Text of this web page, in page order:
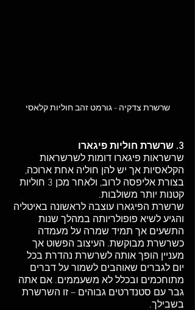
שרשרת צדקיה - גורמט זהב חוליות קלאסי
3. שרשרת חוליות פיגארו
שרשראות פיגארו דומות לשרשראות
הקלאסיות אך יש להן חוליה אחת ארוכה,
בצורת אליפסה לרוב, ולאחר מכן 3 חוליות
קטנות יותר משולבות.
שרשרת הפיגארו עוצבה לראשונה באיטליה
והגיע לשיא פופולריותה במהלך שנות
התשעים אך תמיד שמרה על מעמדה
כשרשרת מבוקשת. העיצוב הפשוט אך
מעניין הופך אותה לשרשרת נהדרת בכל
יום לגברים שאוהבים לשמור על דברים
מתוחכמים ובכלל לא משעממים. אם אתה
גבר עם סטנדרטים גבוהים – זו השרשרת
בשבילך.